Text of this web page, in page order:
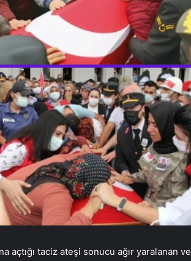
açtığı taciz ateşi sonucu ağır yaralanan ve